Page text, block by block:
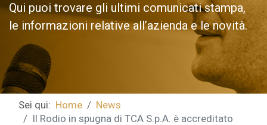
Qui puoi trovare gli ultimi comunicati stampa,
le informazioni relative all’azienda e le novità.
Sei qui: Home
News
Il Rodio in spugna di TCA S.p.A. è accreditato